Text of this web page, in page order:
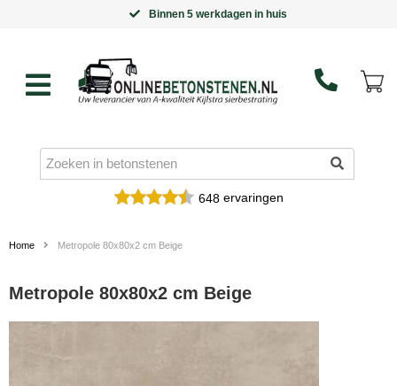
Binnen 5 werkdagen in huis
648ervaringen
Home Metropole 80x80x2 cm Beige
Metropole 80x80x2 cm Beige